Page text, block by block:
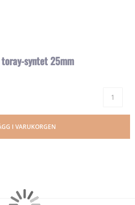
syntet 25mm
I VARUKORGEN